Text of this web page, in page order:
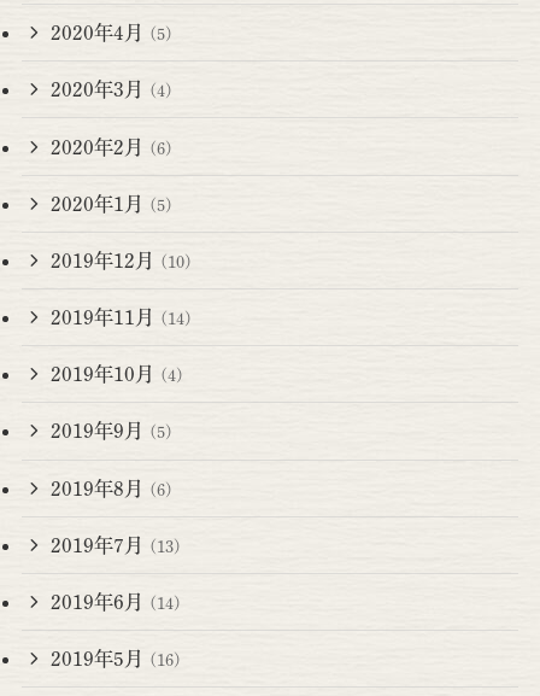
2020年4月 (5)
2020年3月 (4)
2020年2月 (6)
2020年1月 (5)
2019年12月 (10)
2019年11月 (14)
2019年10月 (4)
2019年9月 (5)
2019年8月 (6)
2019年7月 (13)
2019年6月 (14)
2019年5月 (16)